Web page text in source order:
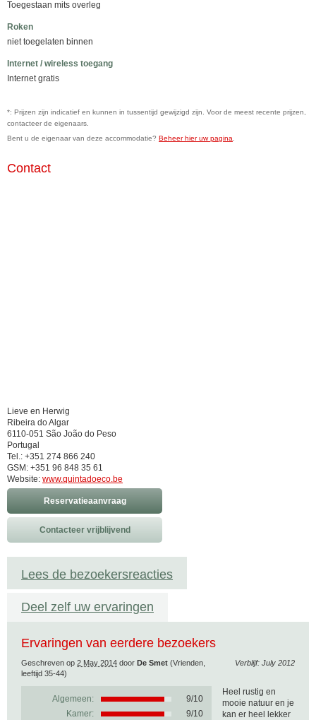
Toegestaan mits overleg
Roken
niet toegelaten binnen
Internet / wireless toegang
Internet gratis
*: Prijzen zijn indicatief en kunnen in tussentijd gewijzigd zijn. Voor de meest recente prijzen,
contacteer de eigenaars.
Bent u de eigenaar van deze accommodatie? Beheer hier uw pagina
Contact
Lieve en Herwig
Ribeira do Algar
6110-051 São João do Peso
Portugal
Tel.: +351 274 866 240
GSM: +351 96 848 35 61
Website: www.quintadoeco.be
Reservatieaanvraag
Contacteer vrijblijvend
Lees de bezoekersreacties
Deel zelf uw ervaringen
Ervaringen van eerdere bezoekers
Verblijf: July 2012
Geschreven op 2 May 2014 door De Smet (Vrienden,
leeftijd 35-44)
Algemeen: 9/10
Kamer:
9/10
Heel rustig en
mooie natuur en je
kan er heel lekker